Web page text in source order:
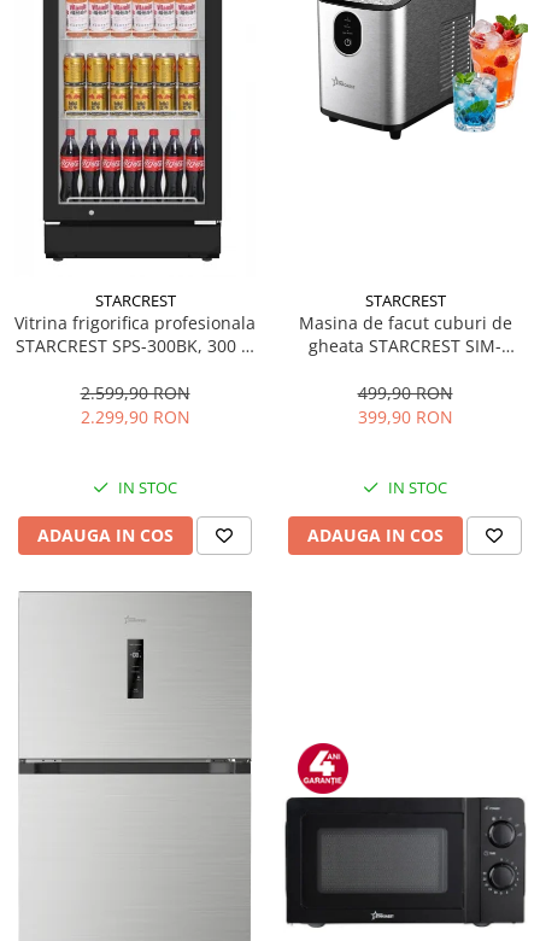
STARCREST
Vitrina frigorifica profesionala
STARCREST SPS-300BK, 300 L,
LED, H 169.5 cm, Negru
2.599,90 RON
2.299,90 RON
IN STOC
ADAUGA IN COS
STARCREST
Masina de facut cuburi de
gheata STARCREST SIM-
12Kg/24h, Cos gheata
detasabil, Rezervor apa 0.8 l,
499,90 RON
399,90 RON
IN STOC
ADAUGA IN COS